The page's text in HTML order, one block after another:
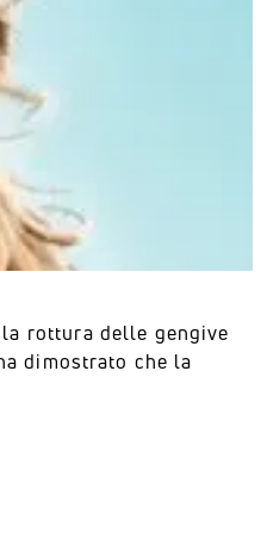
rottura delle gengive
dimostrato che la